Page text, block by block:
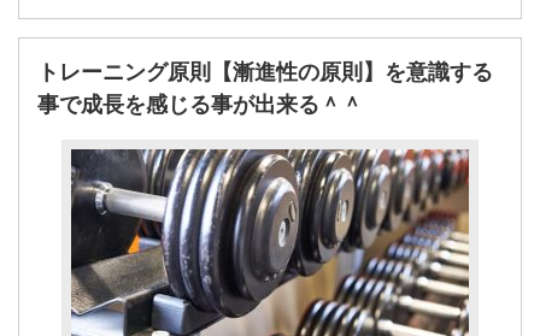
トレーニング原則【漸進性の原則】を意識する
事で成長を感じる事が出来る＾＾